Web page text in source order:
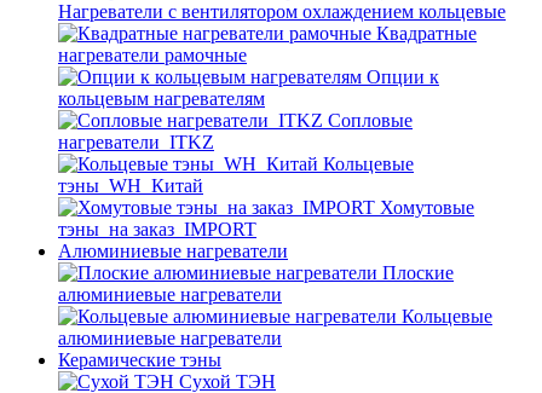
Нагреватели с вентилятором охлаждением кольцевые
Квадратные
нагреватели рамочные
Опции к
кольцевым нагревателям
Cопловые
нагреватели_ITKZ
Кольцевые
тэны_WH_Китай
Хомутовые
тэны_на заказ_IMPORT
Алюминиевые нагреватели
Плоские
алюминиевые нагреватели
Кольцевые
алюминиевые нагреватели
Керамические тэны
Сухой ТЭН